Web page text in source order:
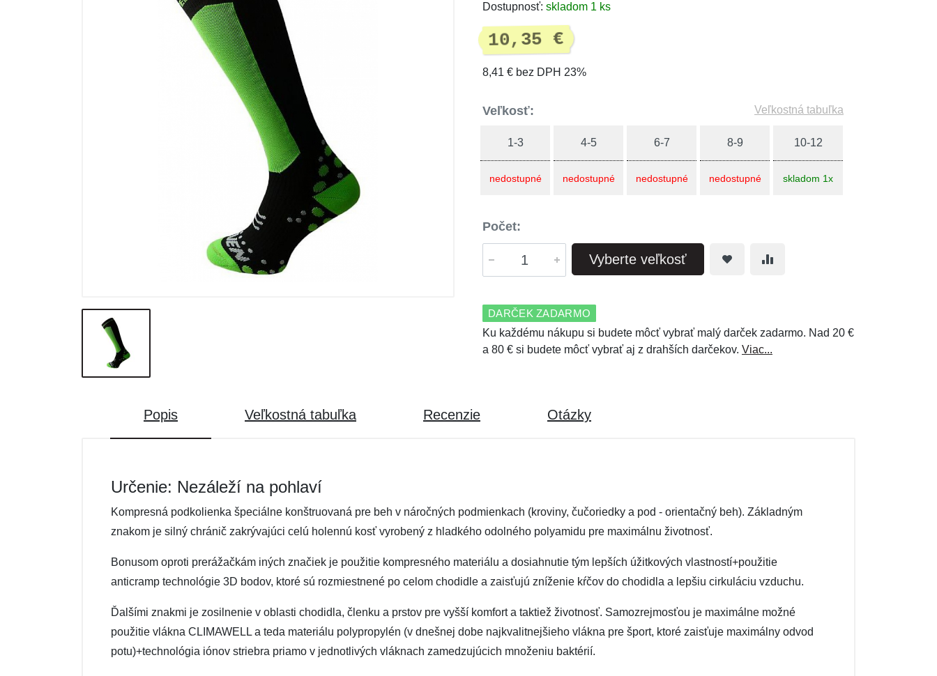
Dostupnosť: skladom 1 ks
10,35 €
8,41 € bez DPH 23%
Veľkosť: Veľkostná tabuľka
1-3
nedostupné
4-5
nedostupné
6-7
nedostupné
8-9
nedostupné
10-12
skladom 1x
Počet:
Vyberte veľkosť
DARČEK ZADARMO
Ku každému nákupu si budete môcť vybrať malý darček zadarmo. Nad 20 €
a 80 € si budete môcť vybrať aj z drahších darčekov. Viac...
Popis Veľkostná tabuľka Recenzie Otázky
Určenie: Nezáleží na pohlaví
Kompresná podkolienka špeciálne konštruovaná pre beh v náročných podmienkach (kroviny, čučoriedky a pod - orientačný beh). Základným
znakom je silný chránič zakrývajúci celú holennú kosť vyrobený z hladkého odolného polyamidu pre maximálnu životnosť.
Bonusom oproti prerážačkám iných značiek je použitie kompresného materiálu a dosiahnutie tým lepších úžitkových vlastností+použitie
anticramp technológie 3D bodov, ktoré sú rozmiestnené po celom chodidle a zaisťujú zníženie kŕčov do chodidla a lepšiu cirkuláciu vzduchu.
Ďalšími znakmi je zosilnenie v oblasti chodidla, členku a prstov pre vyšší komfort a taktiež životnosť. Samozrejmosťou je maximálne možné
použitie vlákna CLIMAWELL a teda materiálu polypropylén (v dnešnej dobe najkvalitnejšieho vlákna pre šport, ktoré zaisťuje maximálny odvod
potu)+technológia iónov striebra priamo v jednotlivých vláknach zamedzujúcich množeniu baktérií.